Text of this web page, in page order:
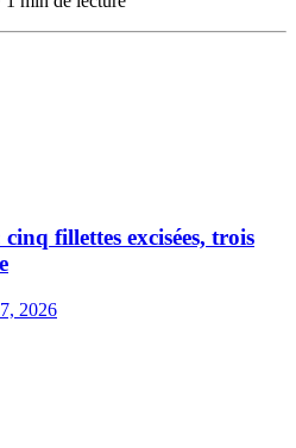
fillettes excisées, trois
2026